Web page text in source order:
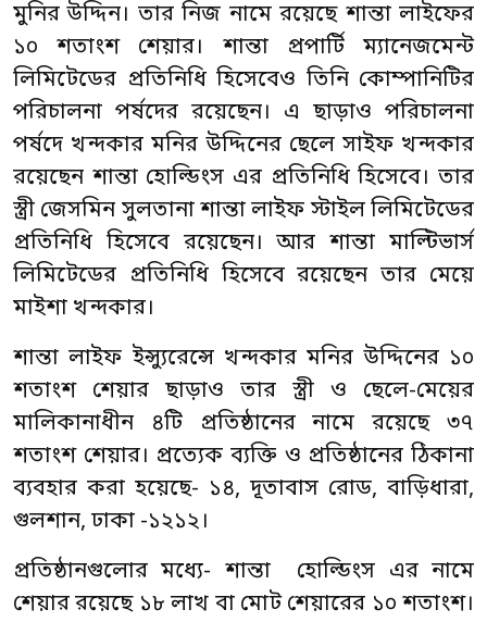
মুনির উদ্দিন। তার নিজ নামে রয়েছে শান্তা লাইফের
১০ শতাংশ শেয়ার। শান্তা প্রপার্টি ম্যানেজমেন্ট
লিমিটেডের প্রতিনিধি হিসেবেও তিনি কোম্পানিটির
পরিচালনা পর্ষদের রয়েছেন। এ ছাড়াও পরিচালনা
পর্ষদে খন্দকার মনির উদ্দিনের ছেলে সাইফ খন্দকার
রয়েছেন শান্তা হোল্ডিংস এর প্রতিনিধি হিসেবে। তার
স্ত্রী জেসমিন সুলতানা শান্তা লাইফ স্টাইল লিমিটেডের
প্রতিনিধি হিসেবে রয়েছেন। আর শান্তা মাল্টিভার্স
লিমিটেডের প্রতিনিধি হিসেবে রয়েছেন তার মেয়ে
মাইশা খন্দকার।
শান্তা লাইফ ইন্স্যুরেন্সে খন্দকার মনির উদ্দিনের ১০
শতাংশ শেয়ার ছাড়াও তার স্ত্রী ও ছেলে-মেয়ের
মালিকানাধীন ৪টি প্রতিষ্ঠানের নামে রয়েছে ৩৭
শতাংশ শেয়ার। প্রত্যেক ব্যক্তি ও প্রতিষ্ঠানের ঠিকানা
ব্যবহার করা হয়েছে- ১৪, দূতাবাস রোড, বাড়িধারা,
গুলশান, ঢাকা -১২১২।
প্রতিষ্ঠানগুলোর মধ্যে- শান্তা হোল্ডিংস এর নামে
শেয়ার রয়েছে ১৮ লাখ বা মোট শেয়ারের ১০ শতাংশ।